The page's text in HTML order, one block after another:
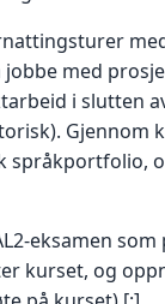
jobbe med
i slutten
Gjennom
språkportfolio,
eksamen
kurset, og